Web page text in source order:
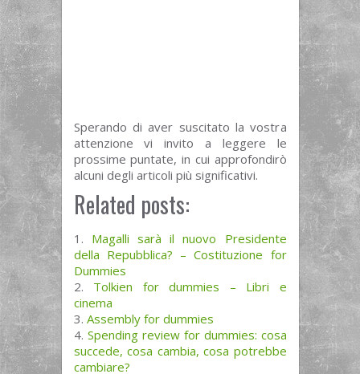
Sperando di aver suscitato la vostra
attenzione vi invito a leggere le
prossime puntate, in cui approfondirò
alcuni degli articoli più significativi.
Related posts:
Magalli sarà il nuovo Presidente
della Repubblica? – Costituzione for
Dummies
Tolkien for dummies – Libri e
cinema
Assembly for dummies
Spending review for dummies: cosa
succede, cosa cambia, cosa potrebbe
cambiare?